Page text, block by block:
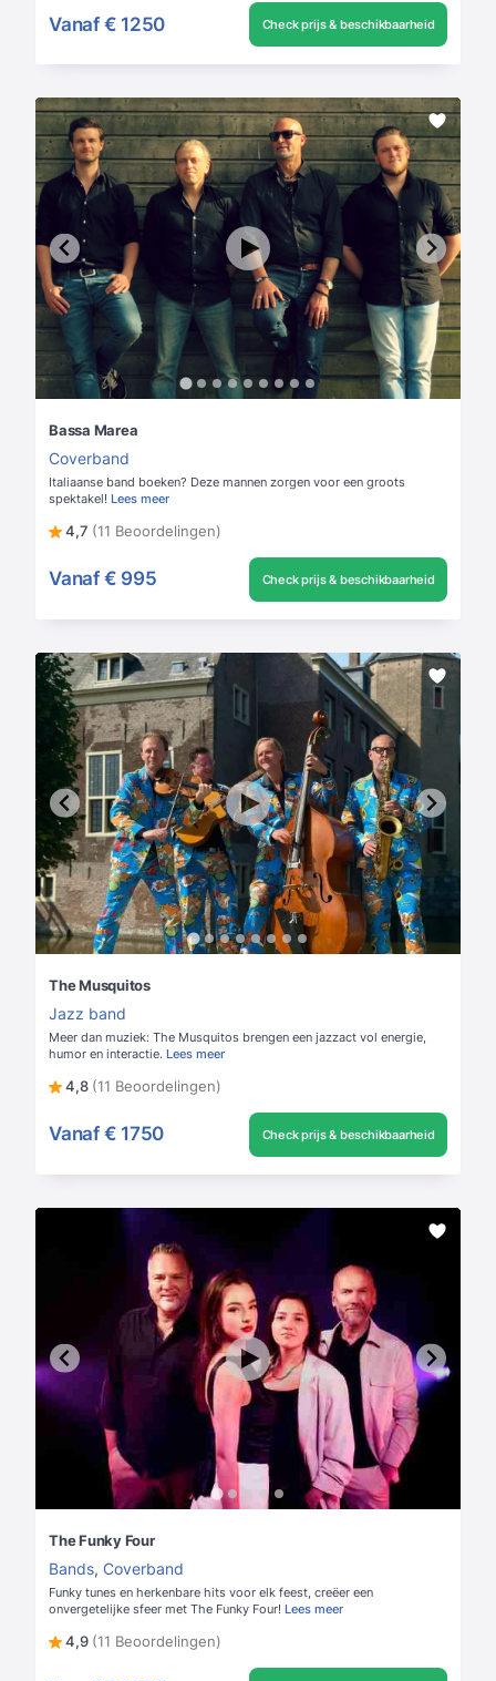
Vanaf € 1250 Check prijs & beschikbaarheid
Bassa Marea
Coverband
Italiaanse band boeken? Deze mannen zorgen voor een groots
spektakel! Lees meer
4,7 (11 Beoordelingen)
Vanaf € 995 Check prijs & beschikbaarheid
The Musquitos
Jazz band
Meer dan muziek: The Musquitos brengen een jazzact vol energie,
humor en interactie. Lees meer
4,8 (11 Beoordelingen)
Vanaf € 1750 Check prijs & beschikbaarheid
The Funky Four
Bands, Coverband
Funky tunes en herkenbare hits voor elk feest, creëer een
onvergetelijke sfeer met The Funky Four! Lees meer
4,9 (11 Beoordelingen)